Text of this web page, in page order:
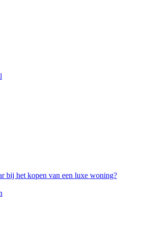
bij het kopen van een luxe woning?